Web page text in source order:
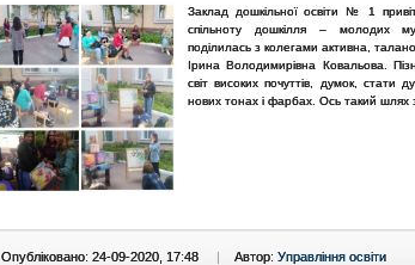
Заклад дошкільної освіти № 1
спільноту дошкілля – молодих
поділилась з колегами активна,
Ірина Володимирівна Ковальова.
світ високих почуттів, думок,
нових тонах і фарбах. Ось такий шлях
Опубліковано: 24-09-2020, 17:48 | Автор: Управління освіти